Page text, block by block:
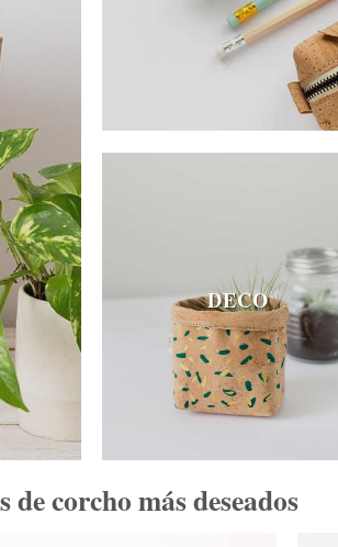
DECO
de corcho más deseados